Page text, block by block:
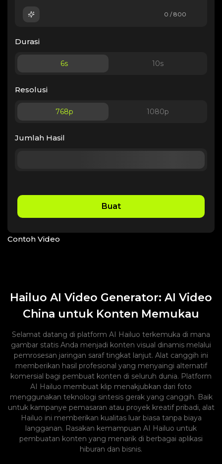
0 / 800
Durasi
6s 10s
Resolusi
768p 1080p
Jumlah Hasil
Buat
Contoh Video
Hailuo AI Video Generator: AI Video
China untuk Konten Memukau
Selamat datang di platform AI Hailuo terkemuka di mana
gambar statis Anda menjadi konten visual dinamis melalui
pemrosesan jaringan saraf tingkat lanjut. Alat canggih ini
memberikan hasil profesional yang menyaingi alternatif
komersial bagi pembuat konten di seluruh dunia. Platform
AI Hailuo membuat klip menakjubkan dari foto
menggunakan teknologi sintesis gerak yang canggih. Baik
untuk kampanye pemasaran atau proyek kreatif pribadi, alat
Hailuo ini memberikan kualitas luar biasa tanpa biaya
langganan. Rasakan kemampuan AI Hailuo untuk
pembuatan konten yang menarik di berbagai aplikasi
hiburan dan bisnis.